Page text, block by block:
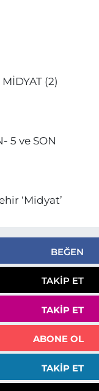
(2)
Doktor Nihat ÖZKAN- 5 ve SON
‘Midyat’
BEĞEN
TAKIP ET
TAKIP ET
ABONE OL
TAKIP ET